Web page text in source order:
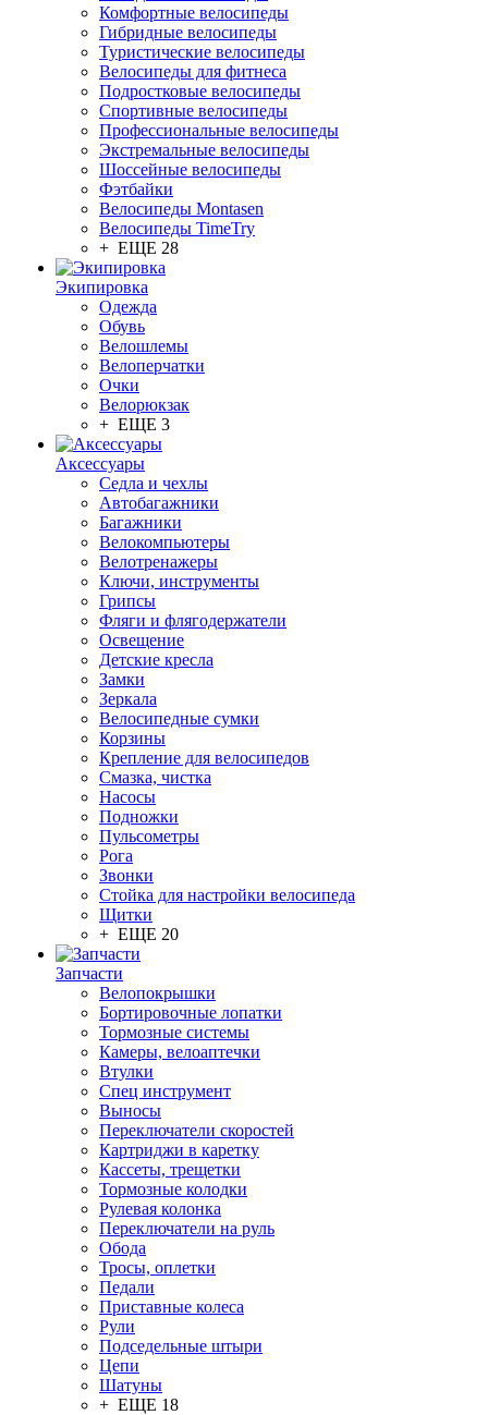
Комфортные велосипеды
Гибридные велосипеды
Туристические велосипеды
Велосипеды для фитнеса
Подростковые велосипеды
Спортивные велосипеды
Профессиональные велосипеды
Экстремальные велосипеды
Шоссейные велосипеды
Фэтбайки
Велосипеды Montasen
Велосипеды TimeTry
+ ЕЩЕ 28
Экипировка
Одежда
Обувь
Велошлемы
Велоперчатки
Очки
Велорюкзак
+ ЕЩЕ 3
Аксессуары
Седла и чехлы
Автобагажники
Багажники
Велокомпьютеры
Велотренажеры
Ключи, инструменты
Грипсы
Фляги и флягодержатели
Освещение
Детские кресла
Замки
Зеркала
Велосипедные сумки
Корзины
Крепление для велосипедов
Смазка, чистка
Насосы
Подножки
Пульсометры
Рога
Звонки
Стойка для настройки велосипеда
Щитки
+ ЕЩЕ 20
Запчасти
Велопокрышки
Бортировочные лопатки
Тормозные системы
Камеры, велоаптечки
Втулки
Спец инструмент
Выносы
Переключатели скоростей
Картриджи в каретку
Кассеты, трещетки
Тормозные колодки
Рулевая колонка
Переключатели на руль
Обода
Тросы, оплетки
Педали
Приставные колеса
Рули
Подседельные штыри
Цепи
Шатуны
+ ЕЩЕ 18